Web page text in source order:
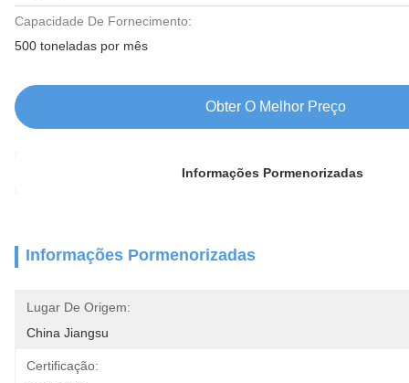
Capacidade De Fornecimento:
500 toneladas por mês
Obter O Melhor Preço
Informações Pormenorizadas
Informações Pormenorizadas
Lugar De Origem:
China Jiangsu
Certificação: